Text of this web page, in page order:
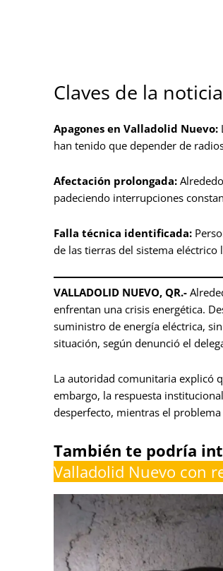
Claves de la
Apagones en Valladolid Nuevo:
han tenido que depender de
Afectación prolongada:
padeciendo interrupciones
Falla técnica identificada:
de las tierras del sistema eléctrico
VALLADOLID NUEVO, QR.-
enfrentan una crisis energética.
suministro de energía eléctrica,
situación, según denunció el
La autoridad comunitaria explicó
embargo, la respuesta
desperfecto, mientras el
También te podría
Valladolid Nuevo con